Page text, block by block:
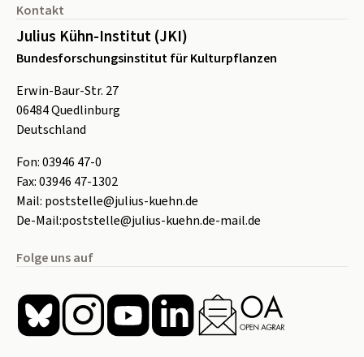
Kontakt
Julius Kühn-Institut (JKI)
Bundesforschungsinstitut für Kulturpflanzen
Erwin-Baur-Str. 27
06484Quedlinburg
Deutschland
Fon:03946 47-0
Fax:03946 47-1302
Mail: poststelle@julius-kuehn.de
De-Mail:poststelle@julius-kuehn.de-mail.de
Folge uns auf